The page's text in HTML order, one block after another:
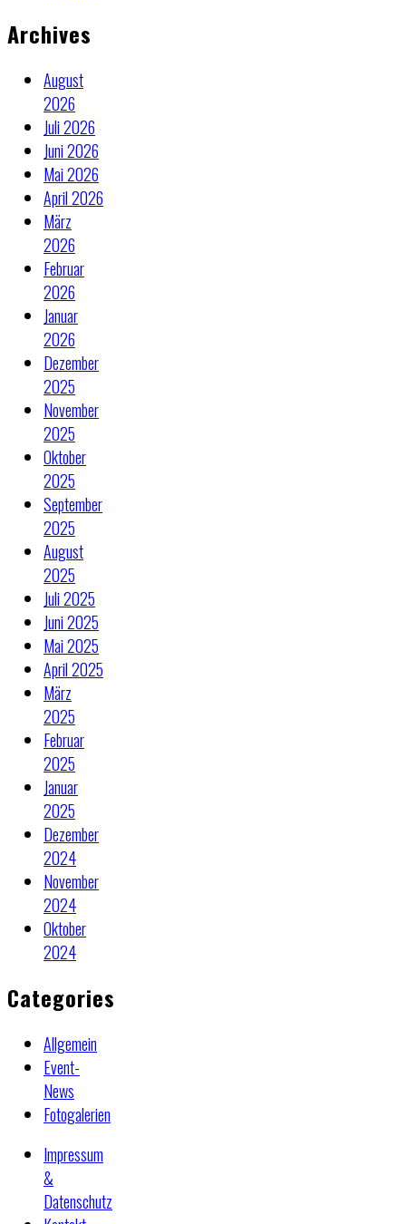
Archives
August
2026
Juli 2026
Juni 2026
Mai 2026
April 2026
März
2026
Februar
2026
Januar
2026
Dezember
2025
November
2025
Oktober
2025
September
2025
August
2025
Juli 2025
Juni 2025
Mai 2025
April 2025
März
2025
Februar
2025
Januar
2025
Dezember
2024
November
2024
Oktober
2024
Categories
Allgemein
Event-
News
Fotogalerien
Impressum
&
Datenschutz